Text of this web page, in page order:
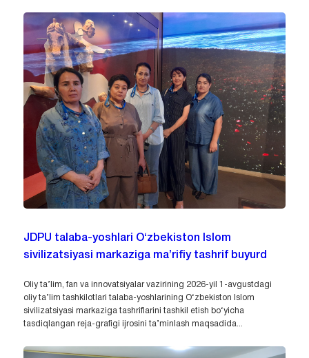
JDPU talaba-yoshlari O‘zbekiston Islom
sivilizatsiyasi markaziga ma’rifiy tashrif buyurd
Oliy ta’lim, fan va innovatsiyalar vazirining 2026-yil 1-avgustdagi
oliy ta’lim tashkilotlari talaba-yoshlarining O‘zbekiston Islom
sivilizatsiyasi markaziga tashriflarini tashkil etish bo‘yicha
tasdiqlangan reja-grafigi ijrosini ta’minlash maqsadida...